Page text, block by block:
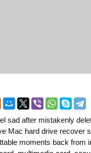
sad after mistakenly
Mac hard drive recover
moments back from